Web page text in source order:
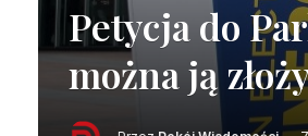
Petycja do
można ją